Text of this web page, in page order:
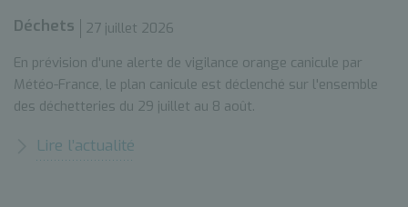
Déchets
27 juillet 2026
En prévision d'une alerte de vigilance orange canicule par
Météo-France, le plan canicule est déclenché sur l'ensemble
des déchetteries du 29 juillet au 8 août.
Lire l’actualité